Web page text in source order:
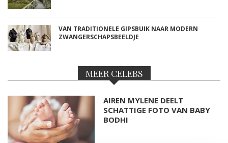
VAN TRADITIONELE GIPSBUIK NAAR MODERN
ZWANGERSCHAPSBEELDJE
MEER CELEBS
AIREN MYLENE DEELT
SCHATTIGE FOTO VAN BABY
BODHI